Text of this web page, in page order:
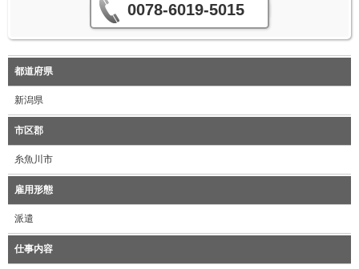
0078-6019-5015
都道府県
新潟県
市区郡
糸魚川市
雇用形態
派遣
仕事内容